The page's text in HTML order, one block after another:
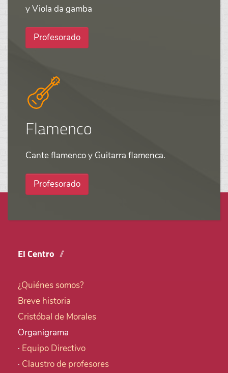
y Viola da gamba
Profesorado
Flamenco
Cante flamenco y Guitarra flamenca.
Profesorado
El Centro
¿Quiénes somos?
Breve historia
Cristóbal de Morales
Organigrama
· Equipo Directivo
· Claustro de profesores